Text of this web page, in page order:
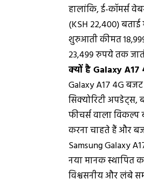
हालांकि, ई-कॉमर्स
(KSH 22,400)
शुरुआती कीमत
23,499 रुपये तक
क्यों है Galaxy
Galaxy A17 4G
सिक्योरिटी अपडेट्स,
फीचर्स वाला
करना चाहते हैं और
Samsung Galaxy
नया मानक स्थापित
विश्वसनीय और लंबे